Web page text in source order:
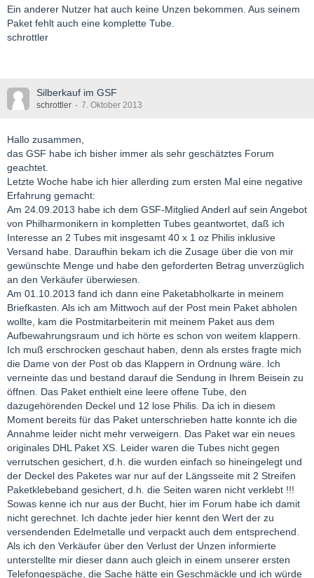
Ein anderer Nutzer hat auch keine Unzen bekommen. Aus seinem
Paket fehlt auch eine komplette Tube.
schrottler
Silberkauf im GSF
schrottler 7. Oktober 2013
Hallo zusammen,
das GSF habe ich bisher immer als sehr geschätztes Forum
geachtet.
Letzte Woche habe ich hier allerding zum ersten Mal eine negative
Erfahrung gemacht:
Am 24.09.2013 habe ich dem GSF-Mitglied Anderl auf sein Angebot
von Philharmonikern in kompletten Tubes geantwortet, daß ich
Interesse an 2 Tubes mit insgesamt 40 x 1 oz Philis inklusive
Versand habe. Daraufhin bekam ich die Zusage über die von mir
gewünschte Menge und habe den geforderten Betrag unverzüglich
an den Verkäufer überwiesen.
Am 01.10.2013 fand ich dann eine Paketabholkarte in meinem
Briefkasten. Als ich am Mittwoch auf der Post mein Paket abholen
wollte, kam die Postmitarbeiterin mit meinem Paket aus dem
Aufbewahrungsraum und ich hörte es schon von weitem klappern.
Ich muß erschrocken geschaut haben, denn als erstes fragte mich
die Dame von der Post ob das Klappern in Ordnung wäre. Ich
verneinte das und bestand darauf die Sendung in Ihrem Beisein zu
öffnen. Das Paket enthielt eine leere offene Tube, den
dazugehörenden Deckel und 12 lose Philis. Da ich in diesem
Moment bereits für das Paket unterschrieben hatte konnte ich die
Annahme leider nicht mehr verweigern. Das Paket war ein neues
originales DHL Paket XS. Leider waren die Tubes nicht gegen
verrutschen gesichert, d.h. die wurden einfach so hineingelegt und
der Deckel des Paketes war nur auf der Längsseite mit 2 Streifen
Paketklebeband gesichert, d.h. die Seiten waren nicht verklebt !!!
Sowas kenne ich nur aus der Bucht, hier im Forum habe ich damit
nicht gerechnet. Ich dachte jeder hier kennt den Wert der zu
versendenden Edelmetalle und verpackt auch dem entsprechend.
Als ich den Verkäufer über den Verlust der Unzen informierte
unterstellte mir dieser dann auch gleich in einem unserer ersten
Telefongespäche, die Sache hätte ein Geschmäckle und ich würde